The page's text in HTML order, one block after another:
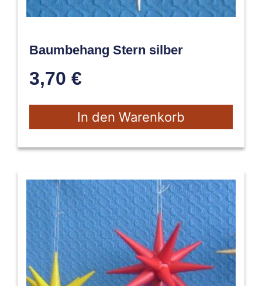
Baumbehang Stern silber
3,70 €
In den Warenkorb